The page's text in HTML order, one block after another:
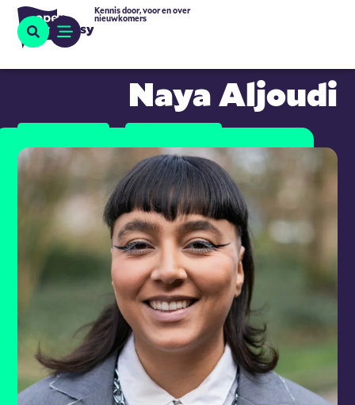
Kennis door, voor en over
nieuwkomers
Naya Aljoudi